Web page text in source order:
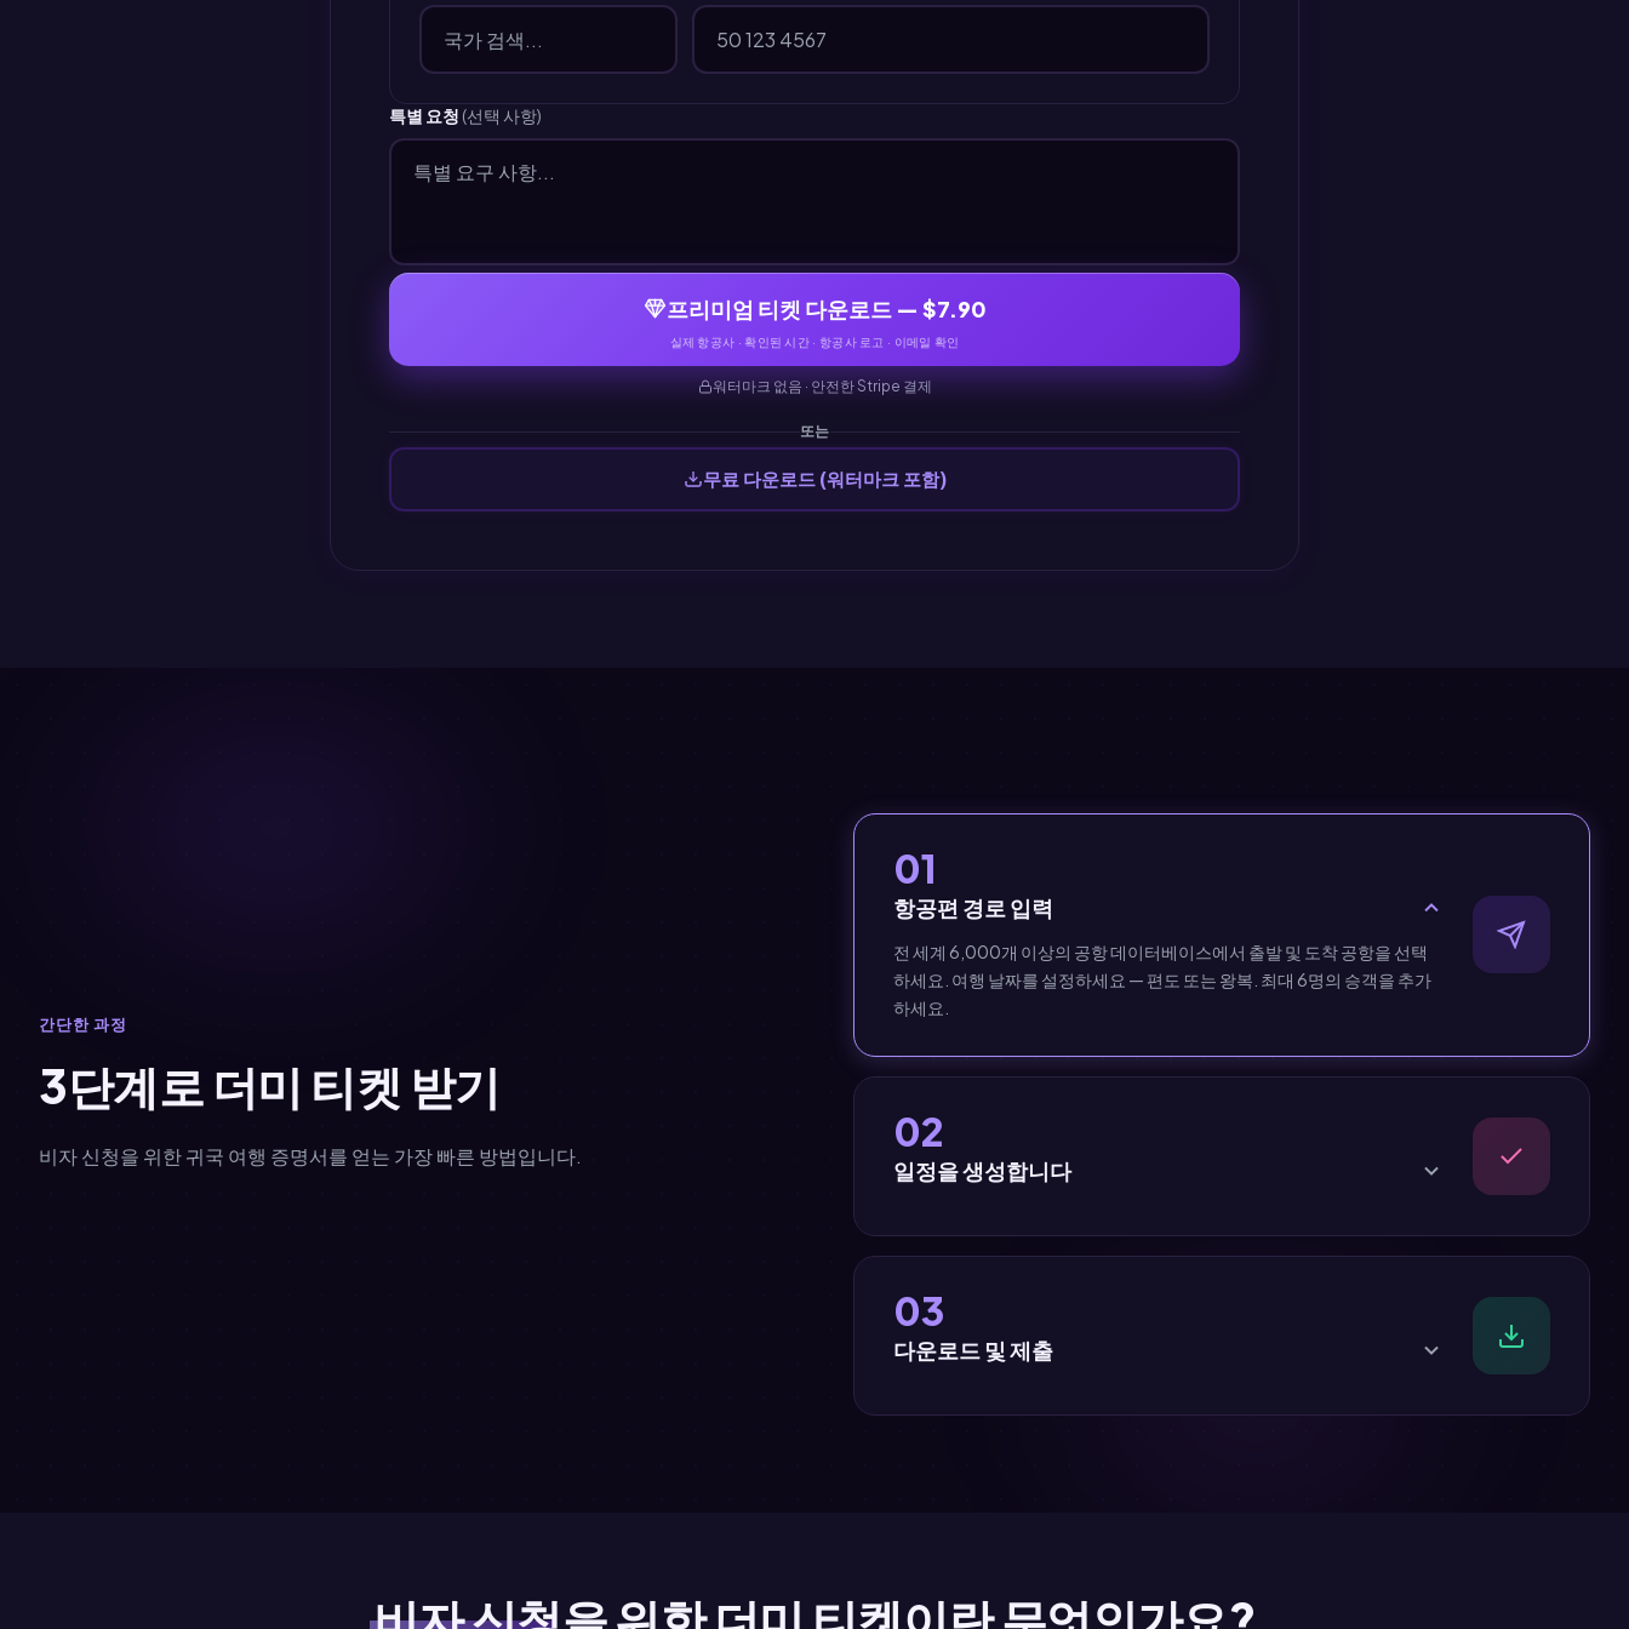
특별 요청 (선택 사항)
프리미엄 티켓 다운로드 — $7.90
실제 항공사 · 확인된 시간 · 항공사 로고 · 이메일 확인
워터마크 없음 · 안전한 Stripe 결제
또는
무료 다운로드 (워터마크 포함)
간단한 과정
3단계로 더미 티켓 받기
비자 신청을 위한 귀국 여행 증명서를 얻는 가장 빠른 방법입니다.
01
항공편 경로 입력
전 세계 6,000개 이상의 공항 데이터베이스에서 출발 및 도착 공항을 선택
하세요. 여행 날짜를 설정하세요 — 편도 또는 왕복. 최대 6명의 승객을 추가
하세요.
02
일정을 생성합니다
된 전문적인 항공편 일정 PDF를 생성합니다. 프리미엄 티켓에는 검증된 항
03
다운로드 및 제출
시 보여주세요. 비자가 승인되면 실제 항공편을 예약하세요.